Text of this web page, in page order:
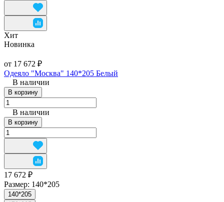
Хит
Новинка
от 17 672 ₽
Одеяло "Москва" 140*205 Белый
В наличии
В корзину
В наличии
В корзину
17 672 ₽
Размер: 140*205
140*205